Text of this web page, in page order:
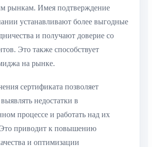
рынкам. Имея подтверждение
устанавливают более выгодные
и получают доверие со
Это также способствует
на рынке.
сертификата позволяет
недостатки в
процессе и работать над их
приводит к повышению
и оптимизации